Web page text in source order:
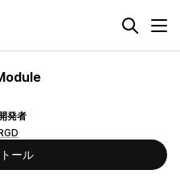
発者
ール